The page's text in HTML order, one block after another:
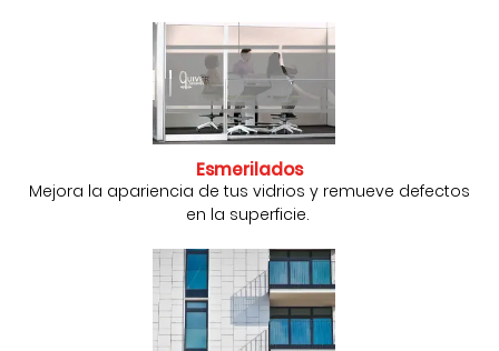
Esmerilados
Mejora la apariencia de tus vidrios y remueve defectos
en la superficie.